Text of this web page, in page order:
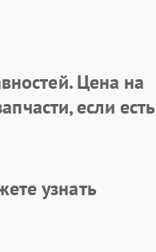
Цена на
если есть
узнать